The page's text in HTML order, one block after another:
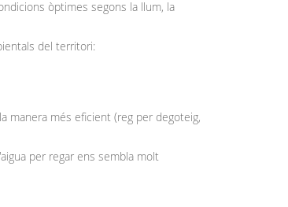
òptimes segons la llum, la
del territori:
manera més eficient (reg per degoteig,
per regar ens sembla molt